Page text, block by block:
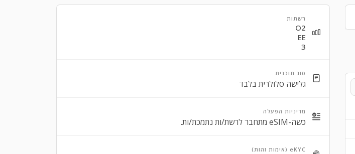
רשתות
O2
EE
3
סוג תוכנית
גלישה סלולרית בלבד
מדיניות הפעלה
כשה-eSIM מתחבר לרשת/ות נתמכת/ות.
eKYC (אימות זהות)